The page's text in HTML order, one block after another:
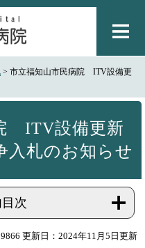
> 市立福知山市民病院 ITV設備更
ITV設備更新
入札のお知らせ
次
更新日：2024年11月5日更新